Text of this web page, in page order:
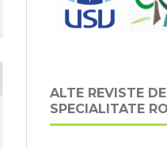
ALTE REVISTE DE
SPECIALITATE